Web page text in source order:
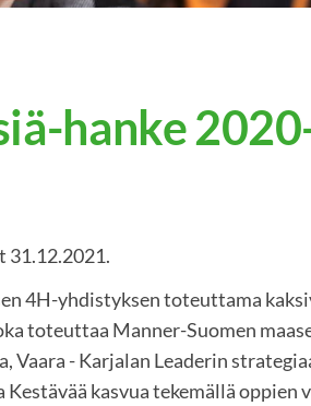
hanke
31.12.2021.
4H-yhdistyksen toteuttama
toteuttaa Manner-Suomen
Vaara - Karjalan Leaderin
kasvua tekemällä oppien